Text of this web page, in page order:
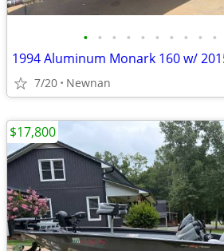
• • • • • • • • • •
1994 Aluminum Monark 160 w/
7/20 Newnan
$17,800